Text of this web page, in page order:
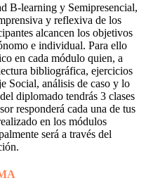
B-learning y Semipresencial,
y reflexiva de los
alcancen los objetivos
e individual. Para ello
en cada módulo quien, a
bibliográfica, ejercicios
Social, análisis de caso y lo
diplomado tendrás 3 clases
responderá cada una de tus
en los módulos
será a través del